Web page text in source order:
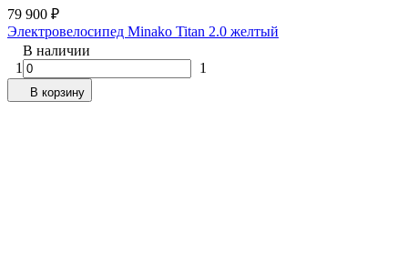
79 900 ₽
Электровелосипед Minako Titan 2.0 желтый
В наличии
1
1
В корзину